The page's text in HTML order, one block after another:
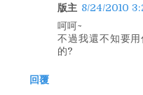
版主 8/24/2010
呵呵~
不過我還不知要
的?
回覆